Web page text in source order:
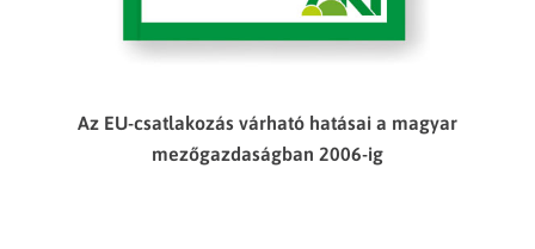
Az EU-csatlakozás várható hatásai a magyar
mezőgazdaságban 2006-ig